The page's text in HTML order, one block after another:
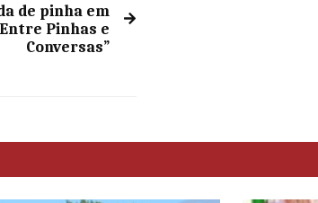
de pinha em
Pinhas e
Conversas”